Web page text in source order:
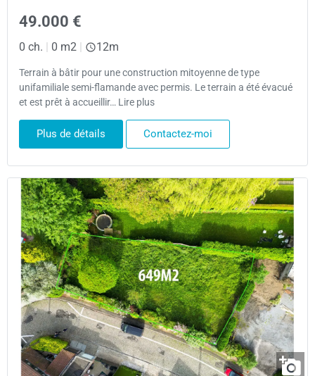
49.000 €
0 ch. | 0 m2 | 12m
Terrain à bâtir pour une construction mitoyenne de type
unifamiliale semi-flamande avec permis. Le terrain a été évacué
et est prêt à accueillir… Lire plus
Plus de détails Contactez-moi